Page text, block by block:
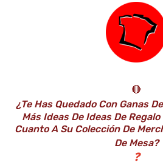
🔴
¿Te Has Quedado Con Ganas
Más Ideas De Ideas De
Cuanto A Su Colección De
De Mesa?
❓